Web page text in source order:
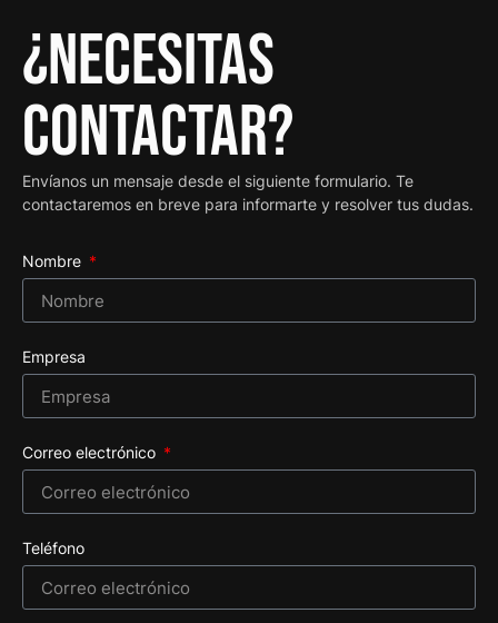
¿Necesitas
contactar?
Envíanos un mensaje desde el siguiente formulario. Te
contactaremos en breve para informarte y resolver tus dudas.
Nombre
Empresa
Correo electrónico
Teléfono